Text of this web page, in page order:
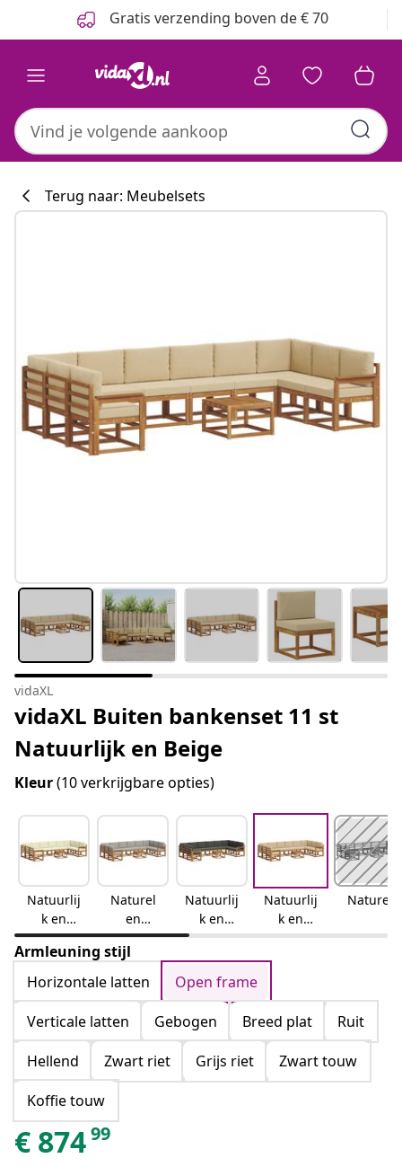
Gratis verzending boven de € 70
Terug naar: Meubelsets
vidaXL
vidaXL Buiten bankenset 11 st
Natuurlijk en Beige
Kleur(10 verkrijgbare opties)
Natuurlij
k en
crème
Naturel
en
lichtgrijs
Natuurlij
k en
antraciet
Natuurlij
k en
beige
Naturel
Armleuning stijl
Horizontale latten
Open frame
Verticale latten
Gebogen Breed plat
Ruit
Hellend
Zwart riet Grijs riet
Zwart touw
Koffie touw
€ 87499